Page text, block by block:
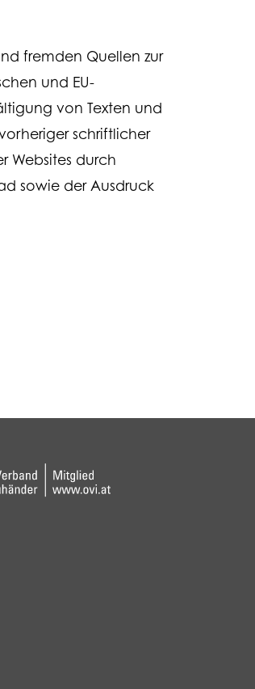
fremden Quellen zur
und EU-
von Texten und
schriftlicher
Websites durch
sowie der Ausdruck